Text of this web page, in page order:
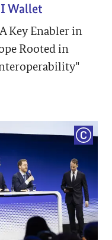
Wallet
Key Enabler in
Rooted in